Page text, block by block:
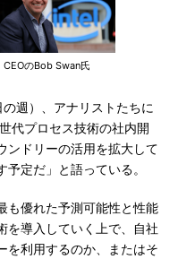
CEOのBob Swan氏
週）、アナリストたちに
代プロセス技術の社内開
ンドリーの活用を拡大して
定だ」と語っている。
優れた予測可能性と性能
を導入していく上で、自社
を利用するのか、またはそ